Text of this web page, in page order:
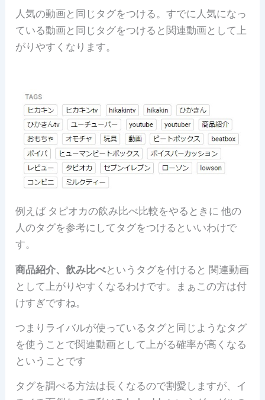
人気の動画と同じタグをつける。すでに人気になっ
ている動画と同じタグをつけると関連動画として上
がりやすくなります。
例えば タピオカの飲み比べ比較をやるときに 他の
人のタグを参考にしてタグをつけるといいわけで
す。
商品紹介、飲み比べというタグを付けると 関連動画
として上がりやすくなるわけです。まぁこの方は付
けすぎですね。
つまりライバルが使っているタグと同じようなタグ
を使うことで関連動画として上がる確率が高くなる
ということです
タグを調べる方法は長くなるので割愛しますが、イ